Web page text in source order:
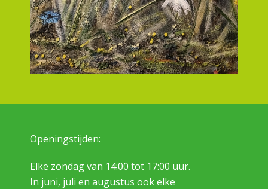
Openingstijden:
Elke zondag van 14:00 tot 17:00 uur.
In juni, juli en augustus ook elke